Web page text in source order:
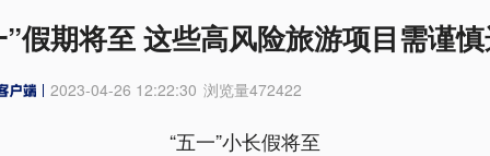
”假期将至 这些高风险旅游项目需谨
2023-04-26 12:22:30 浏览量472422
“五一”小长假将至